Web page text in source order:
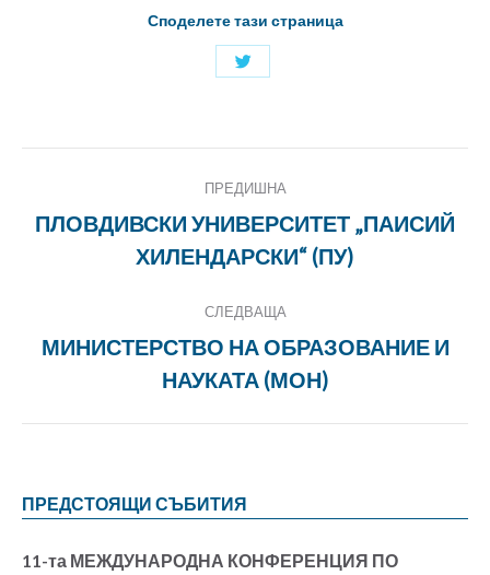
Споделете тази страница
Споделяне
ПРЕДИШНА
Previous
project:
ПЛОВДИВСКИ УНИВЕРСИТЕТ „ПАИСИЙ
ХИЛЕНДАРСКИ“ (ПУ)
СЛЕДВАЩА
Next
project:
МИНИСТЕРСТВО НА ОБРАЗОВАНИЕ И
НАУКАТА (МОН)
ПРЕДСТОЯЩИ СЪБИТИЯ
11-та МЕЖДУНАРОДНА КОНФЕРЕНЦИЯ ПО